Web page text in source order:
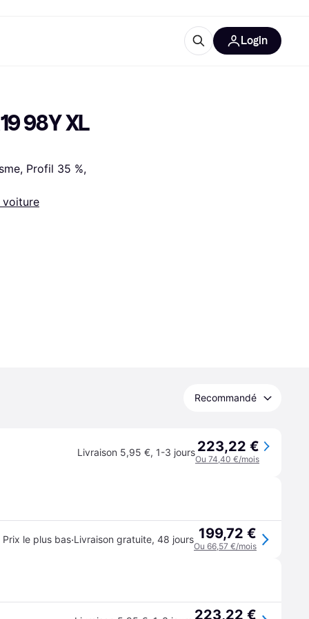
Login
98Y XL
Profil 35 %,
voiture
Recommandé
Livraison 5,95 €, 1-3 jours 223,22 €
Ou 74,40 €/mois
Prix le plus bas·Livraison gratuite, 48 jours 199,72 €
Ou 66,57 €/mois
223,22 €